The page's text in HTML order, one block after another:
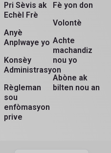
Pri Sèvis ak
Echèl Frè
Anyè
Anplwaye yo
Konsèy
Administrasyon
Règleman
sou
enfòmasyon
prive
Fè yon don
Volontè
Achte
machandiz
nou yo
Abòne ak
bilten nou an
Myanmar